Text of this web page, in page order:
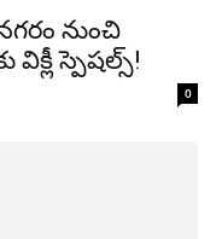
నుంచి
విక్లీ స్పెషల్స్!
0